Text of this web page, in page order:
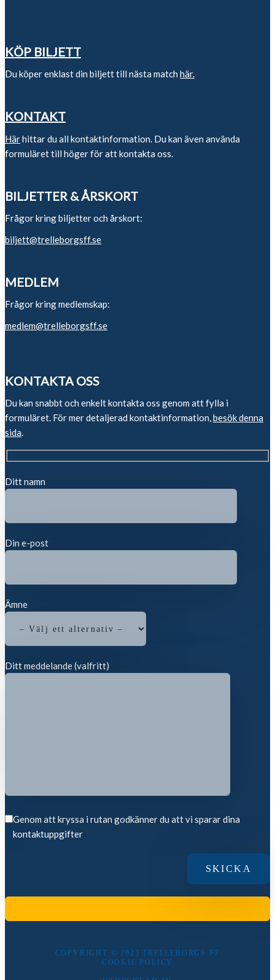
KÖP BILJETT
Du köper enklast din biljett till nästa match här.
KONTAKT
Härhittar du all kontaktinformation. Du kan även använda
formuläret till höger för att kontakta oss.
BILJETTER & ÅRSKORT
Frågor kring biljetter och årskort:
biljett@trelleborgsff.se
MEDLEM
Frågor kring medlemskap:
medlem@trelleborgsff.se
KONTAKTA OSS
Du kan snabbt och enkelt kontakta oss genom att fylla i
formuläret. För mer detaljerad kontaktinformation,besök denna
sida.
Ditt namn
Din e-post
Ämne
Ditt meddelande (valfritt)
Genom att kryssa i rutan godkänner du att vi sparar dina
kontaktuppgifter
COPYRIGHT © 2023 TRELLEBORGS FF
COOKIE POLICY